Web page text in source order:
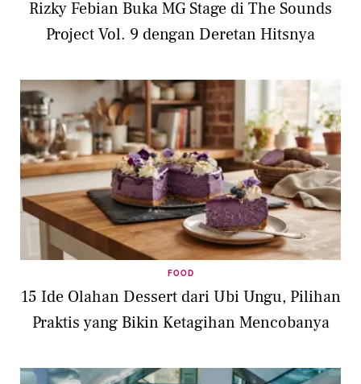
Rizky Febian Buka MG Stage di The Sounds
Project Vol. 9 dengan Deretan Hitsnya
FOOD
15 Ide Olahan Dessert dari Ubi Ungu, Pilihan
Praktis yang Bikin Ketagihan Mencobanya